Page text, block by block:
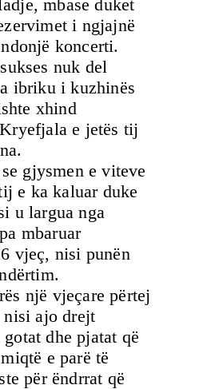
mbase duket
i ngjajnë
koncerti.
nuk del
ibriku i kuzhinës
xhind
e jetës tij
gjysmen e viteve
e ka kaluar duke
u largua nga
mbaruar
vjeç, nisi punën
një vjeçare përtej
ajo drejt
dhe pjatat që
e parë të
për ëndrrat që